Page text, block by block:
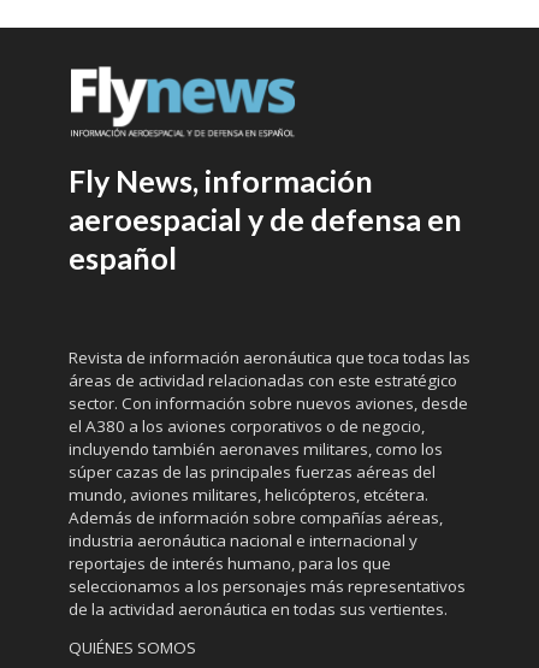
Fly News, información
aeroespacial y de defensa en
español
Revista de información aeronáutica que toca todas las
áreas de actividad relacionadas con este estratégico
sector. Con información sobre nuevos aviones, desde
el A380 a los aviones corporativos o de negocio,
incluyendo también aeronaves militares, como los
súper cazas de las principales fuerzas aéreas del
mundo, aviones militares, helicópteros, etcétera.
Además de información sobre compañías aéreas,
industria aeronáutica nacional e internacional y
reportajes de interés humano, para los que
seleccionamos a los personajes más representativos
de la actividad aeronáutica en todas sus vertientes.
QUIÉNES SOMOS